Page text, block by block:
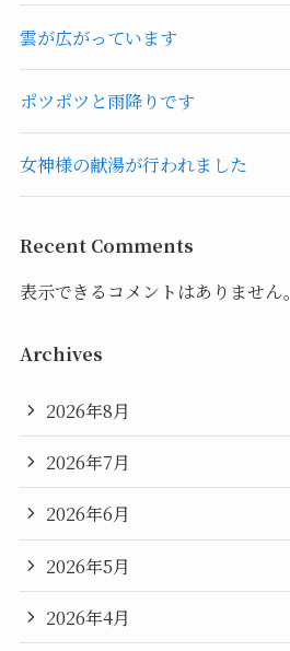
雲が広がっています
ポツポツと雨降りです
女神様の献湯が行われました
Recent Comments
表示できるコメントはありません。
Archives
2026年8月
2026年7月
2026年6月
2026年5月
2026年4月